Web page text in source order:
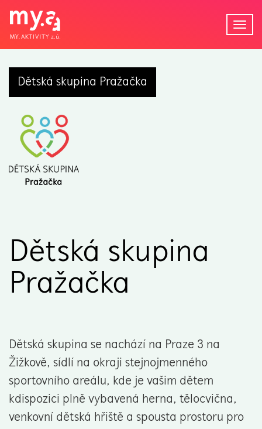
Dětská skupina Pražačka
Dětská skupina
Pražačka
Dětská skupina se nachází na Praze 3 na
Žižkově, sídlí na okraji stejnojmenného
sportovního areálu, kde je vašim dětem
k dispozici plně vybavená herna, tělocvična,
venkovní dětská hřiště a spousta prostoru pro